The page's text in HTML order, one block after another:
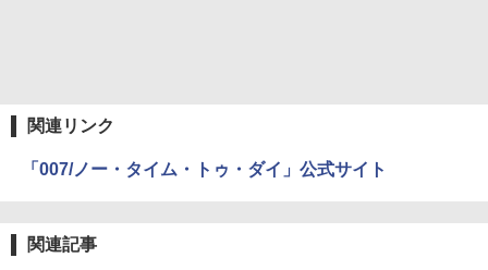
関連リンク
「007/ノー・タイム・トゥ・ダイ」公式サイト
関連記事